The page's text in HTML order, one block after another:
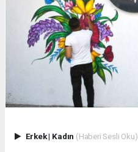
Erkek| Kadın (Haberi Sesli Oku)